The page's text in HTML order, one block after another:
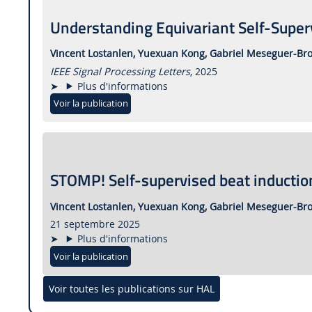
Understanding Equivariant Self-
Vincent Lostanlen, Yuexuan Kong, Gabriel Meseguer-
IEEE Signal Processing Letters, 2025
Plus d'informations
Voir la publication
STOMP! Self-supervised beat
Vincent Lostanlen, Yuexuan Kong, Gabriel Meseguer-
21 septembre 2025
Plus d'informations
Voir la publication
Voir toutes les publications sur HAL